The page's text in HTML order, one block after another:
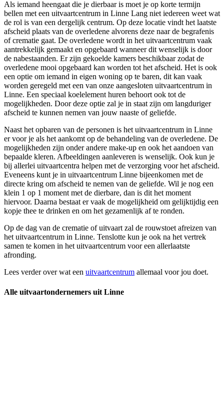
Als iemand heengaat die je dierbaar is moet je op korte termijn
bellen met een uitvaartcentrum in Linne Lang niet iedereen weet wat
de rol is van een dergelijk centrum. Op deze locatie vindt het laatste
afscheid plaats van de overledene alvorens deze naar de begrafenis
of crematie gaat. De overledene wordt in het uitvaartcentrum vaak
aantrekkelijk gemaakt en opgebaard wanneer dit wenselijk is door
de nabestaanden. Er zijn gekoelde kamers beschikbaar zodat de
overledene mooi opgebaard kan worden tot het afscheid. Het is ook
een optie om iemand in eigen woning op te baren, dit kan vaak
worden geregeld met een van onze aangesloten uitvaartcentrum in
Linne. Een speciaal koelelement huren behoort ook tot de
mogelijkheden. Door deze optie zal je in staat zijn om langduriger
afscheid te kunnen nemen van jouw naaste of geliefde.
Naast het opbaren van de personen is het uitvaartcentrum in Linne
er voor je als het aankomt op de behandeling van de overledene. De
mogelijkheden zijn onder andere make-up en ook het aandoen van
bepaalde kleren. Afbeeldingen aanleveren is wenselijk. Ook kun je
bij allerlei uitvaartcentra helpen met de verzorging voor het afscheid.
Eveneens kunt je in uitvaartcentrum Linne bijeenkomen met de
directe kring om afscheid te nemen van de geliefde. Wil je nog een
klein 1 op 1 moment met de dierbare, dan is dit het moment
hiervoor. Daarna bestaat er vaak de mogelijkheid om gelijktijdig een
kopje thee te drinken en om het gezamenlijk af te ronden.
Op de dag van de crematie of uitvaart zal de rouwstoet afreizen van
het uitvaartcentrum in Linne. Tenslotte kun je ook na het vertrek
samen te komen in het uitvaartcentrum voor een allerlaatste
afronding.
Lees verder over wat een uitvaartcentrum allemaal voor jou doet.
Alle uitvaartondernemers uit Linne